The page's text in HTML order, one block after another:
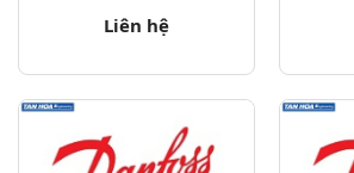
Liên hệ